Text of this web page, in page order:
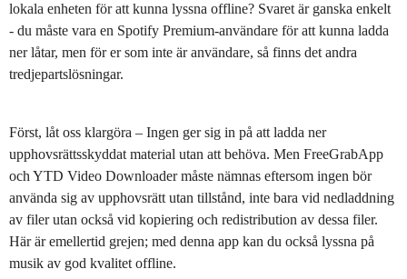
lokala enheten för att kunna lyssna offline? Svaret är ganska enkelt
- du måste vara en Spotify Premium-användare för att kunna ladda
ner låtar, men för er som inte är användare, så finns det andra
tredjepartslösningar.
Först, låt oss klargöra – Ingen ger sig in på att ladda ner
upphovsrättsskyddat material utan att behöva. Men FreeGrabApp
och YTD Video Downloader måste nämnas eftersom ingen bör
använda sig av upphovsrätt utan tillstånd, inte bara vid nedladdning
av filer utan också vid kopiering och redistribution av dessa filer.
Här är emellertid grejen; med denna app kan du också lyssna på
musik av god kvalitet offline.